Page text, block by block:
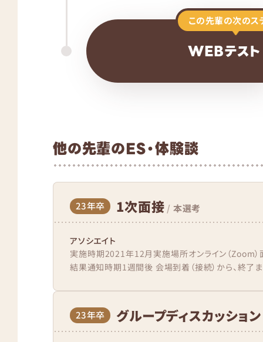
この先輩の次のス
WEBテスト
他の先輩のES・体験談
23年卒 1次面接 / 本選考
アソシエイト
実施時期2021年12月実施場所オンライン（Zoom
結果通知時期1週間後 会場到着（接続）から、終
23年卒 グループディスカッション